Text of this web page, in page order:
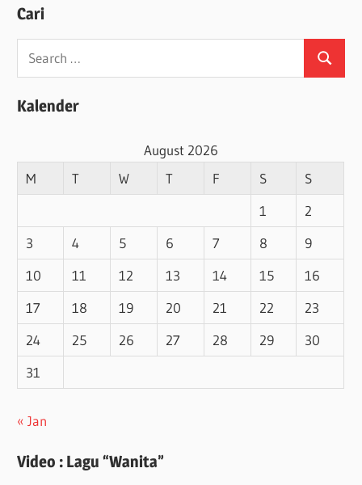
Cari
Search
for:
Search
Kalender
August 2026
M
T W T F S
S
1
2
3
4 5 6 7 8
9
10
11 12 13 14 15
16
17
18 19 20 21 22
23
24
25 26 27 28 29
30
31
« Jan
Video : Lagu “Wanita”